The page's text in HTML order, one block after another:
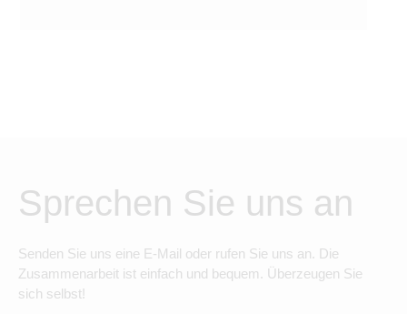
Sprechen Sie uns an
Senden Sie uns eine E-Mail oder rufen Sie uns an. Die
Zusammenarbeit ist einfach und bequem. Überzeugen Sie
sich selbst!